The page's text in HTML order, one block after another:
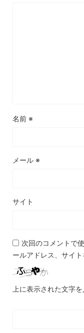
名前 ※
メール ※
サイト
次回のコメントで
ールアドレス、サイト
上に表示された文字